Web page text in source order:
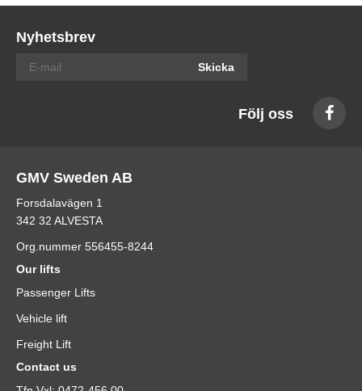
Nyhetsbrev
Skicka
Följ oss
GMV Sweden AB
Forsdalavägen 1
342 32 ALVESTA
Org.nummer 556455-8244
Our lifts
Passenger Lifts
Vehicle lift
Freight Lift
Contact us